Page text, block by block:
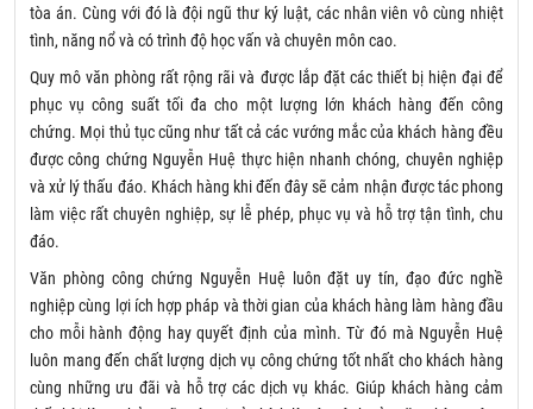
tòa án. Cùng với đó là đội ngũ thư ký luật, các nhân viên vô cùng nhiệt
tình, năng nổ và có trình độ học vấn và chuyên môn cao.
Quy mô văn phòng rất rộng rãi và được lắp đặt các thiết bị hiện đại để
phục vụ công suất tối đa cho một lượng lớn khách hàng đến công
chứng. Mọi thủ tục cũng như tất cả các vướng mắc của khách hàng đều
được công chứng Nguyễn Huệ thực hiện nhanh chóng, chuyên nghiệp
và xử lý thấu đáo. Khách hàng khi đến đây sẽ cảm nhận được tác phong
làm việc rất chuyên nghiệp, sự lễ phép, phục vụ và hỗ trợ tận tình, chu
đáo.
Văn phòng công chứng Nguyễn Huệ luôn đặt uy tín, đạo đức nghề
nghiệp cùng lợi ích hợp pháp và thời gian của khách hàng làm hàng đầu
cho mỗi hành động hay quyết định của mình. Từ đó mà Nguyễn Huệ
luôn mang đến chất lượng dịch vụ công chứng tốt nhất cho khách hàng
cùng những ưu đãi và hỗ trợ các dịch vụ khác. Giúp khách hàng cảm